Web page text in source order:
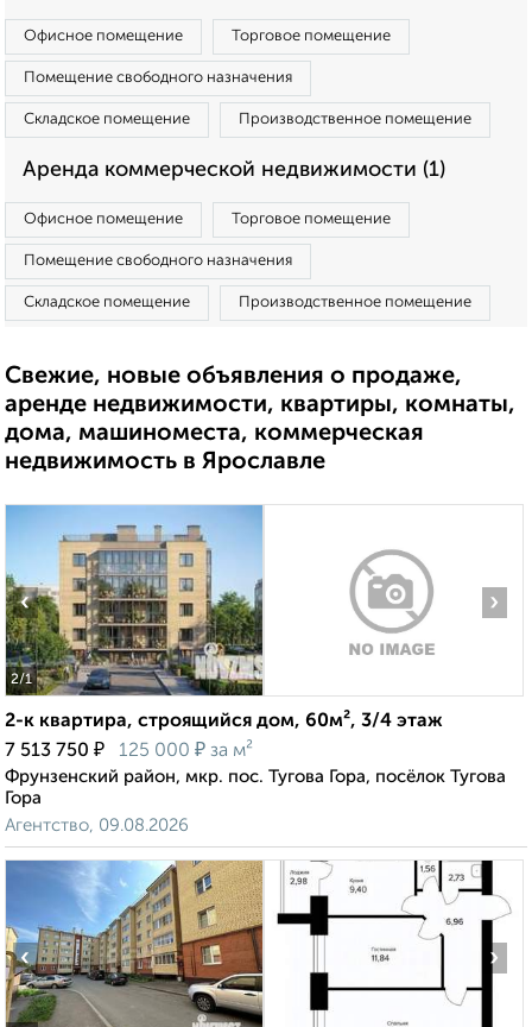
Офисное помещение Торговое помещение
Помещение свободного назначения
Складское помещение Производственное помещение
Аренда коммерческой недвижимости (1)
Офисное помещение Торговое помещение
Помещение свободного назначения
Складское помещение Производственное помещение
Свежие, новые объявления о продаже,
аренде недвижимости, квартиры, комнаты,
дома, машиноместа, коммерческая
недвижимость в Ярославле
2/1
‹ ›
2-к квартира, строящийся дом, 60м², 3/4 этаж
7 513 750 ₽ 125 000 ₽ за м²
Фрунзенский район, мкр. пос. Тугова Гора, посёлок Тугова
Гора
Агентство, 09.08.2026
‹ ›